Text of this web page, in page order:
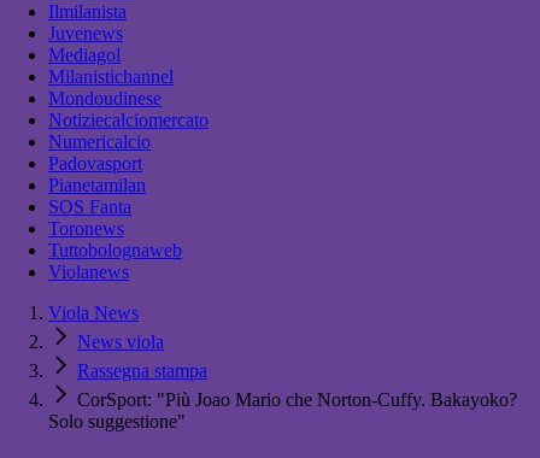
Ilmilanista
Juvenews
Mediagol
Milanistichannel
Mondoudinese
Notiziecalciomercato
Numericalcio
Padovasport
Pianetamilan
SOS Fanta
Toronews
Tuttobolognaweb
Violanews
Viola News
News viola
Rassegna stampa
CorSport: "Più Joao Mario che Norton-Cuffy. Bakayoko?
Solo suggestione"